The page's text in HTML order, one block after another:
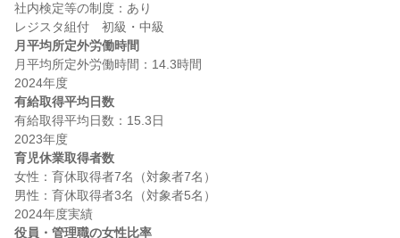
社内検定等の制度：あり
月平均所定外労働時間
月平均所定外労働時間：14.3時間
有給取得平均日数
有給取得平均日数：15.3日
育児休業取得者数
女性：育休取得者7名（対象者7名）
男性：育休取得者3名（対象者5名）
役員・管理職の女性比率